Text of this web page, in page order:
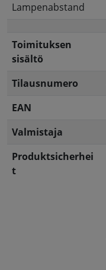
Lampenabstand
Toimituksen
sisältö
Tilausnumero
EAN
Valmistaja
Produktsicherhei
t